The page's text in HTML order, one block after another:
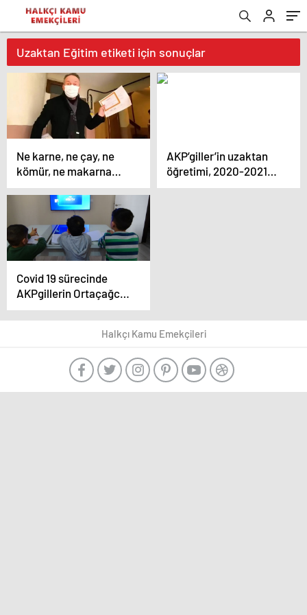
Uzaktan Eğitim etiketi için sonuçlar
Ne karne, ne çay, ne
kömür, ne makarna
dağıtmanız yaptığınız
hırsızlığın, vurgunların,
sömürünün üzerini
örtemeyecek!
AKP’giller’in uzaktan
öğretimi, 2020-2021
Güz Yarıyılında da İşçi-
Covid 19 sürecinde
AKPgillerin Ortaçağcı
eğitim politikaları ve
sonuçları üzerine bir
Halkçı Kamu Emekçileri